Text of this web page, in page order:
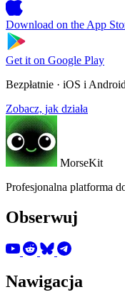
Download on the App
Get it on Google Play
Bezpłatnie · iOS i
Zobacz, jak działa
MorseKit
Profesjonalna platforma
Obserwuj
Nawigacja